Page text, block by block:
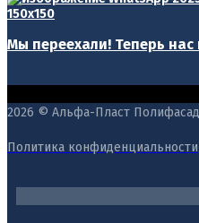
Мы переехали! Теперь
2026 © Альфа-Пласт
Политика конфиденциальности